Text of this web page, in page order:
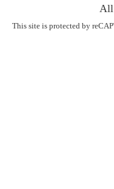
All
This site is protected by